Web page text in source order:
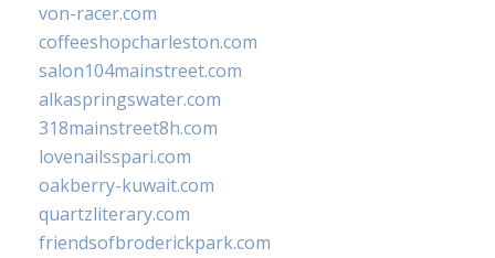
von-racer.com
coffeeshopcharleston.com
salon104mainstreet.com
alkaspringswater.com
318mainstreet8h.com
lovenailsspari.com
oakberry-kuwait.com
quartzliterary.com
friendsofbroderickpark.com